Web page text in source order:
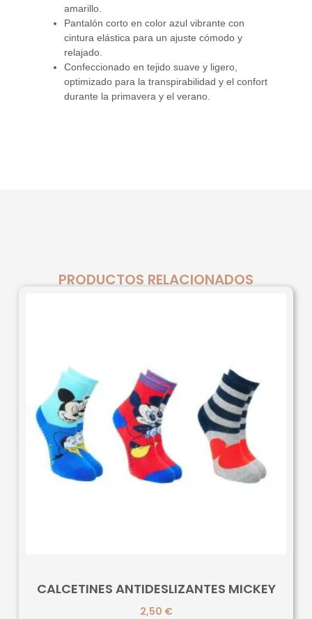
amarillo.
Pantalón corto en color azul vibrante con
cintura elástica para un ajuste cómodo y
relajado.
Confeccionado en tejido suave y ligero,
optimizado para la transpirabilidad y el confort
durante la primavera y el verano.
PRODUCTOS RELACIONADOS
CALCETINES ANTIDESLIZANTES MICKEY
2,50 €